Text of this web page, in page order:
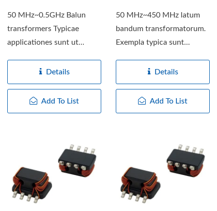
50 MHz~0.5GHz Balun
transformers Typicae
applicationes sunt ut
impedimentum vel
isolamentum,...
Details
Add To List
50 MHz~450 MHz latum
bandum transformatorum.
Exempla typica sunt
impedientiae...Details
Add To List